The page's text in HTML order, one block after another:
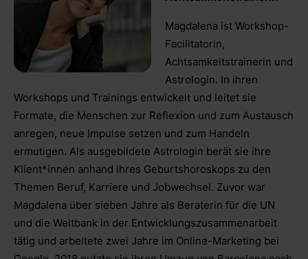
Magdalena ist Workshop-
Facilitatorin,
Achtsamkeitstrainerin und
Astrologin. In ihren
Workshops und Trainings entwickelt und leitet sie
Formate, die Menschen zur Reflexion und zum Austausch
anregen, neue Impulse setzen und zum Handeln
ermutigen. Als ausgebildete Astrologin berät sie ihre
Klient*innen anhand ihres Geburtshoroskops zu den
Themen Beruf, Karriere und Jobwechsel. Zuvor war
Magdalena über sieben Jahre als Beraterin für die UN
und die Weltbank in der Entwicklungszusammenarbeit
tätig und arbeitete zwei Jahre im Online-Marketing bei